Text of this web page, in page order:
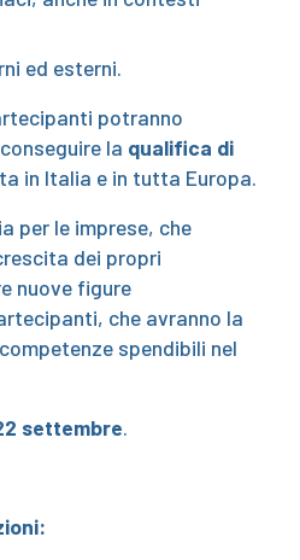
ed esterni.
potranno
la qualifica di
in Italia e in tutta Europa.
per le imprese, che
dei propri
nuove figure
che avranno la
spendibili nel
settembre.